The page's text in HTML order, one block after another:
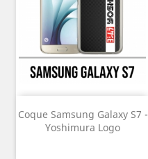
Coque Samsung Galaxy S7 -
Yoshimura Logo